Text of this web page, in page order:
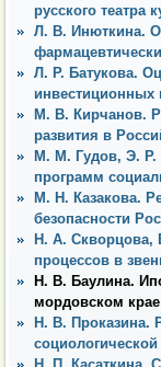
русского театра
Л. В. Инюткина.
Л. Р. Батукова.
инвестиционных
М. В. Кирчанов.
развития в
М. М. Гудов, Э. Р.
программ
М. Н. Казакова.
безопасности
Н. А. Скворцова,
процессов в
Н. В. Баулина.
мордовском
Н. В. Проказина.
Н. П. Касаткина.